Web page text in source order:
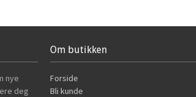
nye
deg
Om butikken
Forside
Bli kunde